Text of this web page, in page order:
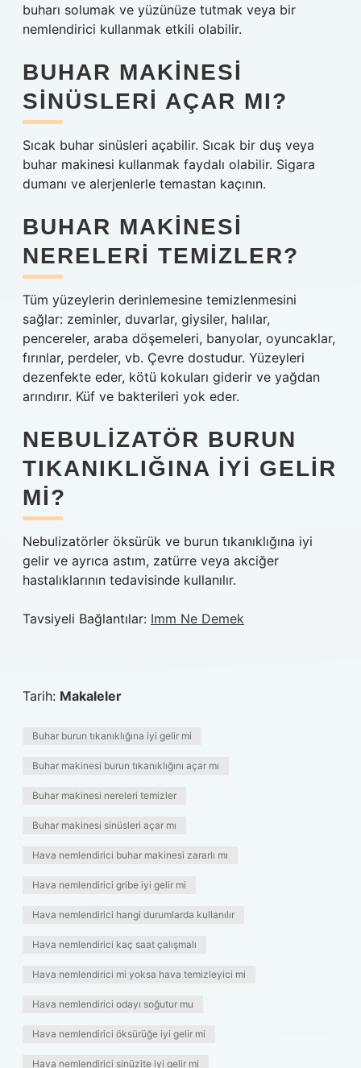
buharı solumak ve yüzünüze tutmak veya bir
nemlendirici kullanmak etkili olabilir.
BUHAR MAKINESI
SINÜSLERI AÇAR MI?
Sıcak buhar sinüsleri açabilir. Sıcak bir duş veya
buhar makinesi kullanmak faydalı olabilir. Sigara
dumanı ve alerjenlerle temastan kaçının.
BUHAR MAKINESI
NERELERI TEMIZLER?
Tüm yüzeylerin derinlemesine temizlenmesini
sağlar: zeminler, duvarlar, giysiler, halılar,
pencereler, araba döşemeleri, banyolar, oyuncaklar,
fırınlar, perdeler, vb. Çevre dostudur. Yüzeyleri
dezenfekte eder, kötü kokuları giderir ve yağdan
arındırır. Küf ve bakterileri yok eder.
NEBULIZATÖR BURUN
TIKANIKLIĞINA IYI GELIR
MI?
Nebulizatörler öksürük ve burun tıkanıklığına iyi
gelir ve ayrıca astım, zatürre veya akciğer
hastalıklarının tedavisinde kullanılır.
Tavsiyeli Bağlantılar: Imm Ne Demek
Tarih: Makaleler
Buhar burun tıkanıklığına iyi gelir mi
Buhar makinesi burun tıkanıklığını açar mı
Buhar makinesi nereleri temizler
Buhar makinesi sinüsleri açar mı
Hava nemlendirici buhar makinesi zararlı mı
Hava nemlendirici gribe iyi gelir mi
Hava nemlendirici hangi durumlarda kullanılır
Hava nemlendirici kaç saat çalışmalı
Hava nemlendirici mi yoksa hava temizleyici mi
Hava nemlendirici odayı soğutur mu
Hava nemlendirici öksürüğe iyi gelir mi
Hava nemlendirici sinüzite iyi gelir mi